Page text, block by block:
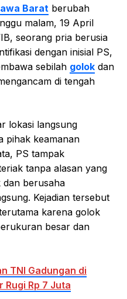
Barat berubah
malam, 19 April
seorang pria berusia
dengan inisial PS,
sebilah golok dan
di tengah
lokasi langsung
pihak keamanan
PS tampak
tanpa alasan yang
dan berusaha
Kejadian tersebut
karena golok
besar dan
TNI Gadungan di
Rugi Rp 7 Juta